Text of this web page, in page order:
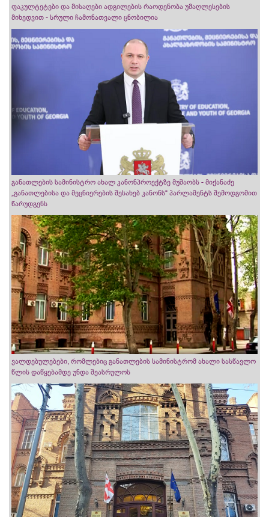
ფაკულტეტები და მისაღები ადგილების რაოდენობა უმაღლესების
მიხედვით - სრული ჩამონათვალი ცნობილია
განათლების სამინისტრო ახალ კანონპროექტზე მუშაობს - მიქანაძე
„განათლებისა და მეცნიერების შესახებ კანონს“ პარლამენტს შემოდგომით
წარუდგენს
ვალდებულებები, რომლებიც განათლების სამინისტრომ ახალი სასწავლო
წლის დაწყებამდე უნდა შეასრულოს